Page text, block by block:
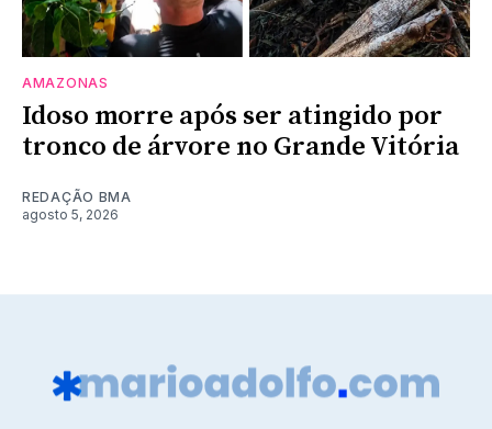
AMAZONAS
Idoso morre após ser atingido por
tronco de árvore no Grande Vitória
REDAÇÃO BMA
agosto 5, 2026